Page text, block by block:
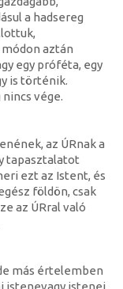
a hadsereg
aztán
egy próféta, egy
is történik.
vége.
az ÚRnak a
tapasztalatot
ezt az Istent, és
földön, csak
az ÚRral való
más értelemben
istenevagy istenei